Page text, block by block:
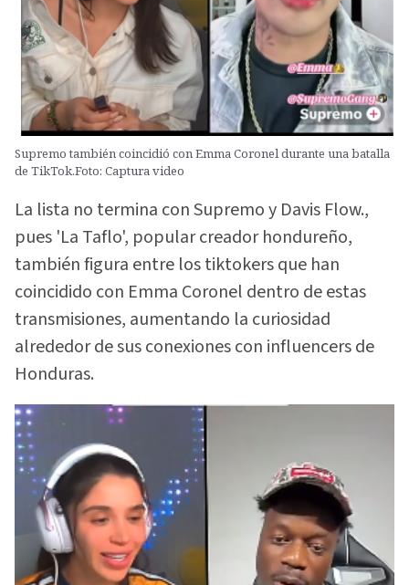
Supremo también coincidió con Emma Coronel durante una batalla
de TikTok.Foto: Captura video
La lista no termina con Supremo y Davis Flow.,
pues 'La Taflo', popular creador hondureño,
también figura entre los tiktokers que han
coincidido con Emma Coronel dentro de estas
transmisiones, aumentando la curiosidad
alrededor de sus conexiones con influencers de
Honduras.